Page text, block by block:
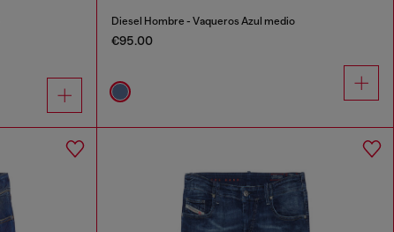
Diesel Hombre - Vaqueros Azul medio
€95.00